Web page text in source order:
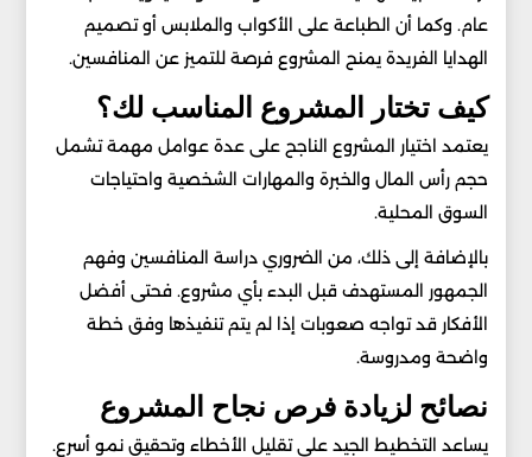
عام. وكما أن الطباعة على الأكواب والملابس أو تصميم
الهدايا الفريدة يمنح المشروع فرصة للتميز عن المنافسين.
كيف تختار المشروع المناسب لك؟
يعتمد اختيار المشروع الناجح على عدة عوامل مهمة تشمل
حجم رأس المال والخبرة والمهارات الشخصية واحتياجات
السوق المحلية.
بالإضافة إلى ذلك، من الضروري دراسة المنافسين وفهم
الجمهور المستهدف قبل البدء بأي مشروع. فحتى أفضل
الأفكار قد تواجه صعوبات إذا لم يتم تنفيذها وفق خطة
واضحة ومدروسة.
نصائح لزيادة فرص نجاح المشروع
يساعد التخطيط الجيد على تقليل الأخطاء وتحقيق نمو أسرع.